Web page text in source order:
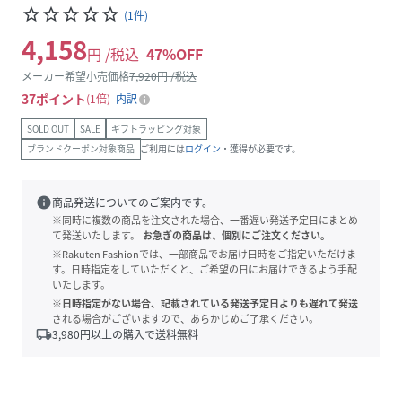
star_borderstar_borderstar_borderstar_borderstar_border (1件)
4,158円 /税込 47%OFF
メーカー希望小売価格7,920円 /税込
37ポイント 1倍 内訳
SOLD OUT SALE
ギフトラッピング対象
ブランドクーポン対象商品 ご利用にはログイン ・獲得が必要です。
info商品発送についてのご案内です。
※同時に複数の商品を注文された場合、一番遅い発送予定日にまとめ
て発送いたします。
お急ぎの商品は、個別にご注文ください。
※Rakuten Fashionでは、一部商品でお届け日時をご指定いただけま
す。日時指定をしていただくと、ご希望の日にお届けできるよう手配
いたします。
※日時指定がない場合、記載されている発送予定日よりも遅れて発送
される場合がございますので、あらかじめご了承ください。
local_shipping3,980円以上の購入で送料無料